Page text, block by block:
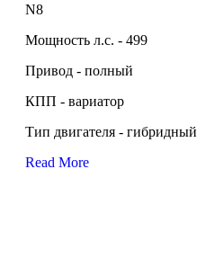
N8
Мощность л.с. - 499
Привод - полный
КПП - вариатор
Тип двигателя - гибридный
Read More